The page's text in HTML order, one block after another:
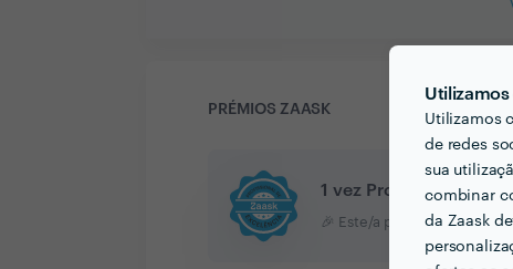
Utilizamos
de redes
sua
combinar
da Zaask
PRÉMIOS ZAASK
1 vez Profissional de
🎉 Este/a profissional